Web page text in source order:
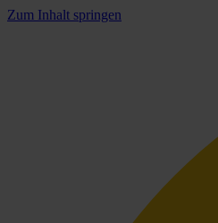
Zum Inhalt springen